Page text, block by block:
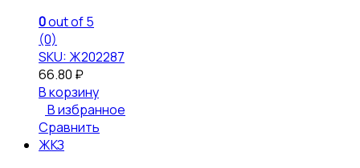
0out of 5
(0)
SKU: Ж202287
66.80 ₽
В корзину
В избранное
Сравнить
ЖКЗ